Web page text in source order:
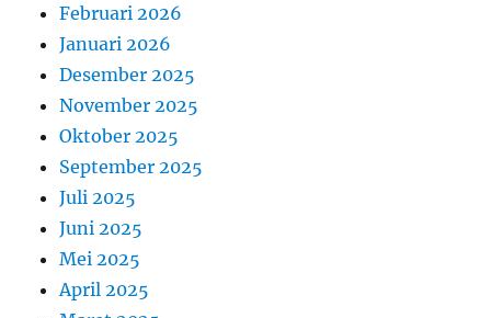
Februari 2026
Januari 2026
Desember 2025
November 2025
Oktober 2025
September 2025
Juli 2025
Juni 2025
Mei 2025
April 2025